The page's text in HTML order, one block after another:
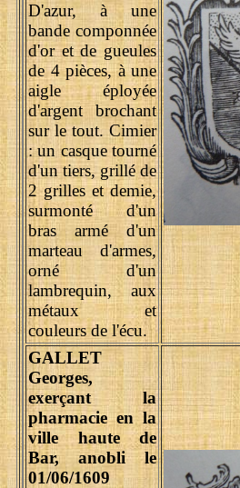
D'azur, à une
bande componnée
d'or et de gueules
de 4 pièces, à une
aigle éployée
d'argent brochant
sur le tout. Cimier
: un casque tourné
d'un tiers, grillé de
2 grilles et demie,
surmonté d'un
bras armé d'un
marteau d'armes,
orné d'un
lambrequin, aux
métaux et
couleurs de l'écu.
GALLET
Georges,
exerçant la
pharmacie en la
ville haute de
Bar, anobli le
01/06/1609